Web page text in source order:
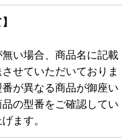
い場合、商品名に記載
せていただいておりま
が異なる商品が御座い
の型番をご確認してい
ます。